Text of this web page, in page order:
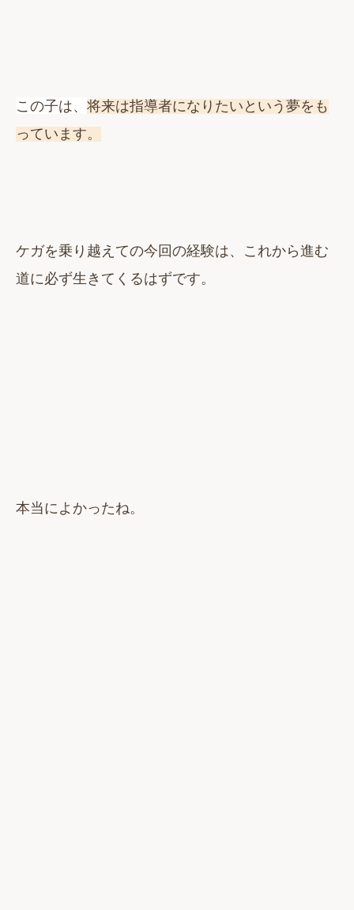
この子は、 将来は指導者になりたいという夢をも
っています。
ケガを乗り越えての今回の経験は、これから進む
道に必ず生きてくるはずです。
本当によかったね。